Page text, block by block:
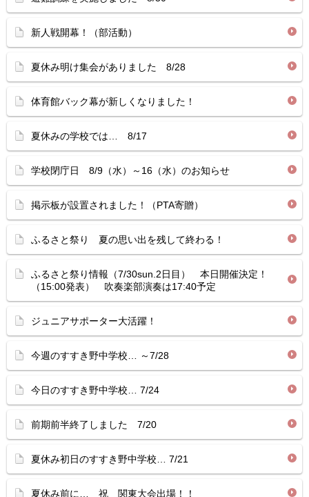
新人戦開幕！（部活動）
夏休み明け集会がありました 8/28
体育館バック幕が新しくなりました！
夏休みの学校では… 8/17
学校閉庁日 8/9（水）～16（水）のお知らせ
掲示板が設置されました！（PTA寄贈）
ふるさと祭り 夏の思い出を残して終わる！
ふるさと祭り情報（7/30sun.2日目） 本日開催決定！
（15:00発表） 吹奏楽部演奏は17:40予定
ジュニアサポーター大活躍！
今週のすすき野中学校… ～7/28
今日のすすき野中学校… 7/24
前期前半終了しました 7/20
夏休み初日のすすき野中学校… 7/21
夏休み前に… 祝 関東大会出場！！